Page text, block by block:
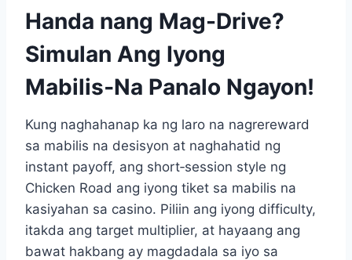
Handa nang Mag-Drive?
Simulan Ang Iyong
Mabilis‑Na Panalo Ngayon!
Kung naghahanap ka ng laro na nagrereward
sa mabilis na desisyon at naghahatid ng
instant payoff, ang short‑session style ng
Chicken Road ang iyong tiket sa mabilis na
kasiyahan sa casino. Piliin ang iyong difficulty,
itakda ang target multiplier, at hayaang ang
bawat hakbang ay magdadala sa iyo sa